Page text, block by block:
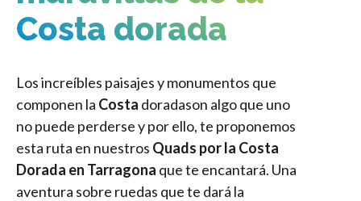
Costa dorada
Los increíbles paisajes y monumentos que
componen la Costa doradason algo que uno
no puede perderse y por ello, te proponemos
esta ruta en nuestros Quads por la Costa
Dorada en Tarragona que te encantará. Una
aventura sobre ruedas que te dará la